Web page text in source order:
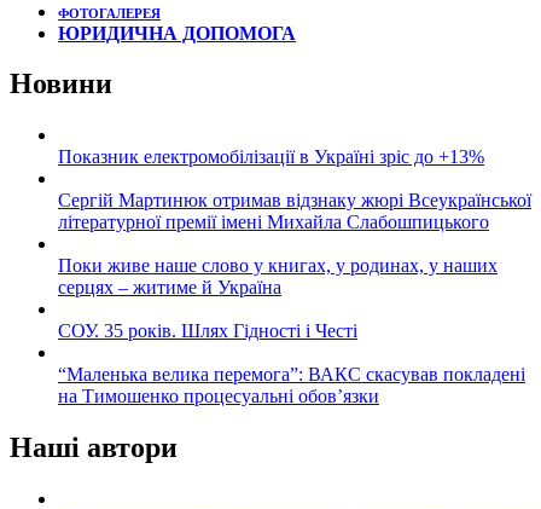
ФОТОГАЛЕРЕЯ
ЮРИДИЧНА ДОПОМОГА
Новини
Показник електромобілізації в Україні зріс до +13%
Сергій Мартинюк отримав відзнаку жюрі Всеукраїнської
літературної премії імені Михайла Слабошпицького
Поки живе наше слово у книгах, у родинах, у наших
серцях – житиме й Україна
СОУ. 35 років. Шлях Гідності і Честі
“Маленька велика перемога”: ВАКС скасував покладені
на Тимошенко процесуальні обов’язки
Наші автори